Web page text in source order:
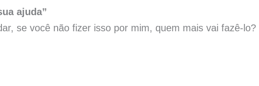
ajuda”
se você não fizer isso por mim, quem mais vai fazê-lo?